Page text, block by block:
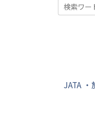
JATA